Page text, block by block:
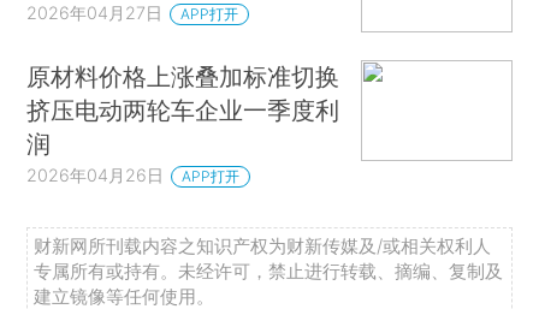
2026年04月27日 APP打开
原材料价格上涨叠加标准切换
挤压电动两轮车企业一季度利
润
2026年04月26日 APP打开
财新网所刊载内容之知识产权为财新传媒及/或相关权利人
专属所有或持有。未经许可，禁止进行转载、摘编、复制及
建立镜像等任何使用。